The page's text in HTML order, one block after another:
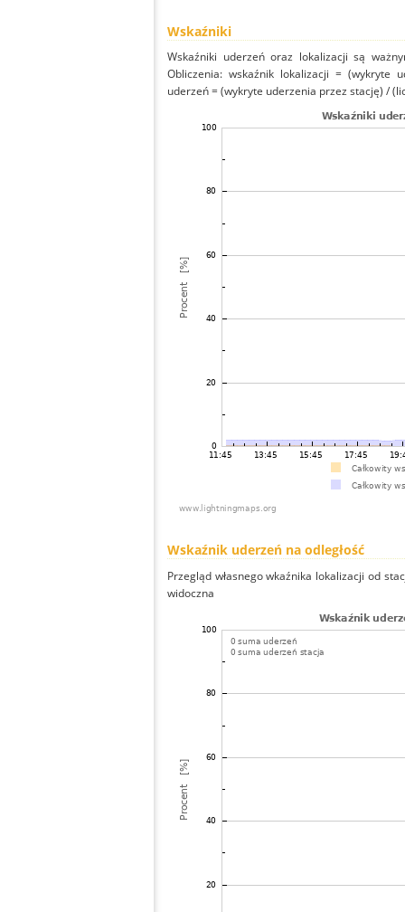
Wskaźniki
Wskaźniki uderzeń oraz lokalizacji są
Obliczenia: wskaźnik lokalizacji = (wykryte
uderzeń = (wykryte uderzenia przez stację) /
Wskaźnik uderzeń na odległość
Przegląd własnego wkaźnika lokalizacji od
widoczna